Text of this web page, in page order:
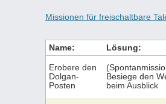
Missionen für freischaltbare
Name: Lösung:
Erobere den
Dolgan-
Posten
Besiege den
beim Ausblick